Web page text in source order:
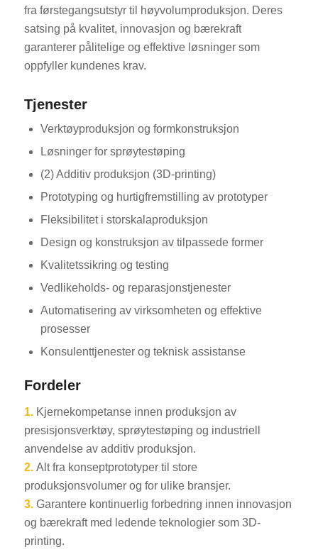
fra førstegangsutstyr til høyvolumproduksjon. Deres
satsing på kvalitet, innovasjon og bærekraft
garanterer pålitelige og effektive løsninger som
oppfyller kundenes krav.
Tjenester
Verktøyproduksjon og formkonstruksjon
Løsninger for sprøytestøping
(2) Additiv produksjon (3D-printing)
Prototyping og hurtigfremstilling av prototyper
Fleksibilitet i storskalaproduksjon
Design og konstruksjon av tilpassede former
Kvalitetssikring og testing
Vedlikeholds- og reparasjonstjenester
Automatisering av virksomheten og effektive
prosesser
Konsulenttjenester og teknisk assistanse
Fordeler
1. Kjernekompetanse innen produksjon av
presisjonsverktøy, sprøytestøping og industriell
anvendelse av additiv produksjon.
2. Alt fra konseptprototyper til store
produksjonsvolumer og for ulike bransjer.
3. Garantere kontinuerlig forbedring innen innovasjon
og bærekraft med ledende teknologier som 3D-
printing.